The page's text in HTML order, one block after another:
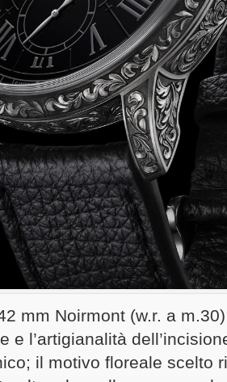
mm Noirmont (w.r. a
e l’artigianalità
il motivo floreale scelto